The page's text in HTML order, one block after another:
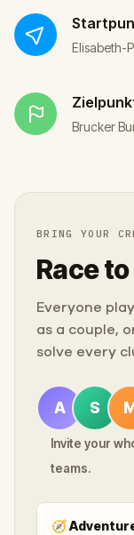
Elisabeth-
Brucker
BRING YOUR
Race
Everyone
as a couple,
solve every
A S
Invite your
teams.
🧭